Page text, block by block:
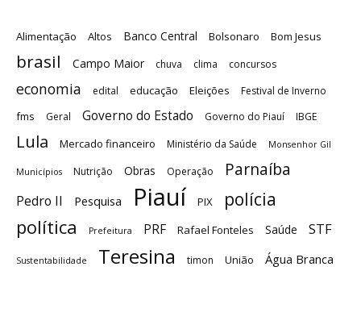
Alimentação Altos Banco Central Bolsonaro Bom Jesus
brasil Campo Maior chuva clima concursos
economia edital educação Eleições Festival de Inverno
fms Geral Governo do Estado Governo do Piauí IBGE
Lula Mercado financeiro Ministério da Saúde Monsenhor Gil
Municípios Nutrição Obras Operação Parnaíba
Pedro II Pesquisa Piauí PIX
polícia
política
Prefeitura PRF Rafael Fonteles Saúde STF
Sustentabilidade Teresina timon União Água Branca